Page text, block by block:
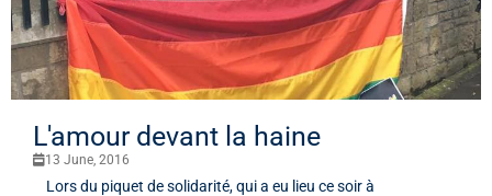
L'amour devant la haine
13 June, 2016
Lors du piquet de solidarité, qui a eu lieu ce soir à